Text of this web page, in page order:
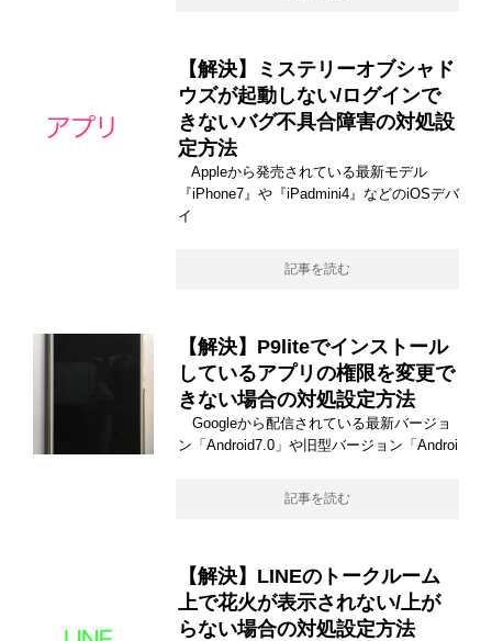
【解決】ミステリーオブシャド
ウズが起動しない/ログインで
きないバグ不具合障害の対処設
定方法
Appleから発売されている最新モデル
『iPhone7』や『iPadmini4』などのiOSデバ
イ
記事を読む
【解決】P9liteでインストール
しているアプリの権限を変更で
きない場合の対処設定方法
Googleから配信されている最新バージョ
ン「Android7.0」や旧型バージョン「Androi
記事を読む
【解決】LINEのトークルーム
上で花火が表示されない/上が
らない場合の対処設定方法